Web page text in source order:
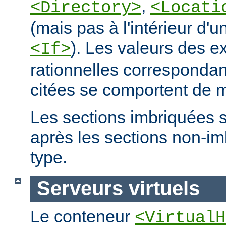
<Directory>,
(mais pas à l'intérieur
<If>). Les valeurs des
rationnelles
citées se comportent de
Les sections imbriquées
après les sections non-
type.
Serveurs virtuels
Le conteneur